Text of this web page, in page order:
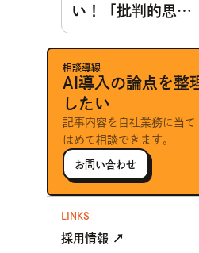
い！「批判的思考
の連鎖」と意思決
つの手法
相談導線
AI導入の論点を整
したい
記事内容を自社業務に当て
はめて相談できます。
お問い合わせ
LINKS
採用情報 ↗